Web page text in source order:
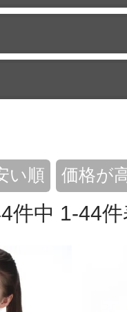
い順 価格が
件中 1-44